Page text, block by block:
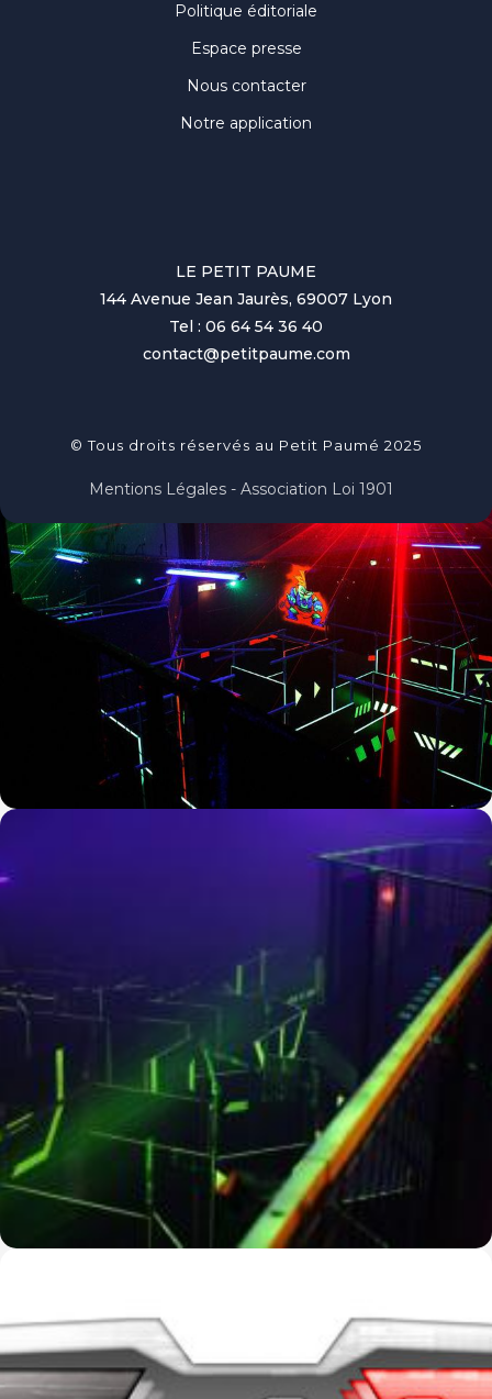
Politique éditoriale
Espace presse
Nous contacter
Notre application
LE PETIT PAUME
144 Avenue Jean Jaurès, 69007 Lyon
Tel : 06 64 54 36 40
contact@petitpaume.com
© Tous droits réservés au Petit Paumé 2025
Mentions Légales - Association Loi 1901